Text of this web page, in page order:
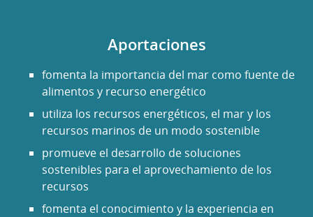
Aportaciones
fomenta la importancia del mar como fuente de
alimentos y recurso energético
utiliza los recursos energéticos, el mar y los
recursos marinos de un modo sostenible
promueve el desarrollo de soluciones
sostenibles para el aprovechamiento de los
recursos
fomenta el conocimiento y la experiencia en